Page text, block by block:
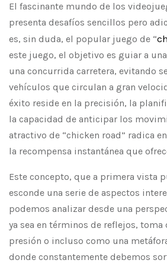
El fascinante mundo de los
presenta desafíos sencillos pero
es, sin duda, el popular juego de “
este juego, el objetivo es guiar a
una concurrida carretera, evitando
vehículos que circulan a gran
éxito reside en la precisión, la
la capacidad de anticipar los
atractivo de “chicken road” radica
la recompensa instantánea que
Este concepto, que a primera vista
esconde una serie de aspectos
podemos analizar desde una
ya sea en términos de reflejos, toma
presión o incluso como una
donde constantemente debemos